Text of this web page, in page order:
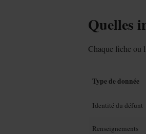
Quelles
Chaque fiche ou
Type de donnée
Identité du défunt
Renseignements